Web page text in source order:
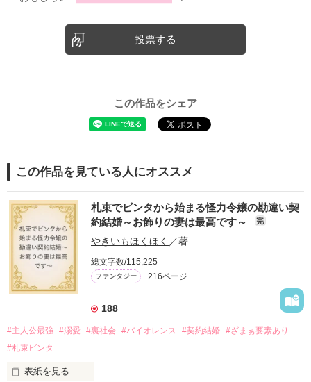
投票する
この作品をシェア
この作品を見ている人にオススメ
札束でビンタから始まる怪力令嬢の勘違い契
約結婚～お飾りの妻は最高です～
完
やきいもほくほく ／著
総文字数/115,225
ファンタジー 216ページ
188
#主人公最強 #溺愛 #裏社会 #バイオレンス #契約結婚 #ざまぁ要素あり
#札束ビンタ
表紙を見る